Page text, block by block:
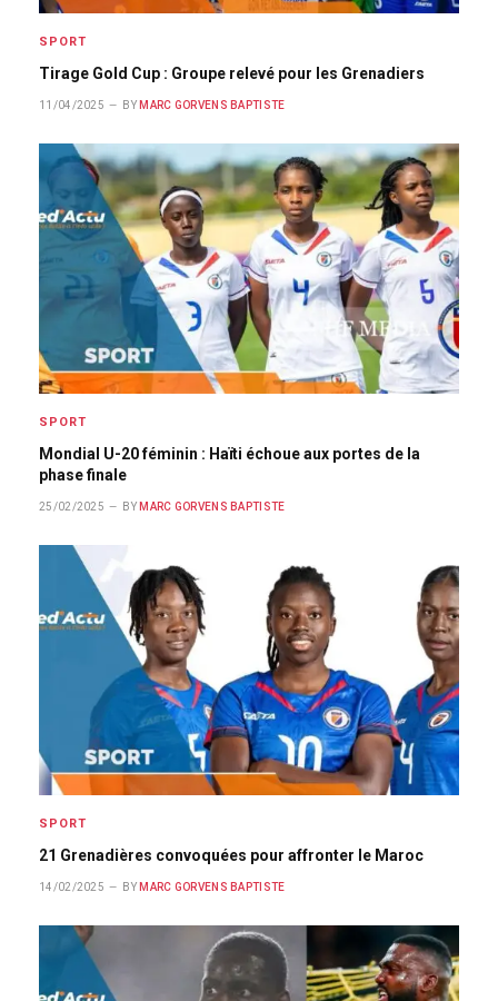
SPORT
Tirage Gold Cup : Groupe relevé pour les Grenadiers
11/04/2025 BY MARC GORVENS BAPTISTE
SPORT
Mondial U-20 féminin : Haïti échoue aux portes de la
phase finale
25/02/2025 BY MARC GORVENS BAPTISTE
SPORT
21 Grenadières convoquées pour affronter le Maroc
14/02/2025 BY MARC GORVENS BAPTISTE